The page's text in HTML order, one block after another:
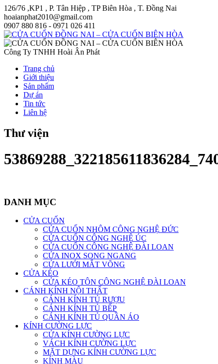
126/76 ,KP1 , P. Tân Hiệp , TP Biên Hòa , T. Đồng Nai
hoaianphat2010@gmail.com
0907 880 816 - 0971 026 411
Công Ty TNHH Hoài Ân Phát
Trang chủ
Giới thiệu
Sản phẩm
Dự án
Tin tức
Liên hệ
Thư viện
DANH MỤC
CỬA CUỐN
CỬA CUỐN NHÔM CÔNG NGHỆ ĐỨC
CỬA CUỐN CÔNG NGHỆ ÚC
CỬA CUỐN CÔNG NGHỆ ĐÀI LOAN
CỬA INOX SONG NGANG
CỬA LƯỚI MẮT VÕNG
CỬA KÉO
CỬA KÉO TÔN CÔNG NGHỆ ĐÀI LOAN
CÁNH KÍNH NỘI THẤT
CÁNH KÍNH TỦ RƯỢU
CÁNH KÍNH TỦ BẾP
CÁNH KÍNH TỦ QUẦN ÁO
KÍNH CƯỜNG LỰC
CỬA KÍNH CƯỜNG LỰC
VÁCH KÍNH CƯỜNG LỰC
MẶT DỰNG KÍNH CƯỜNG LỰC
KÍNH MÀU